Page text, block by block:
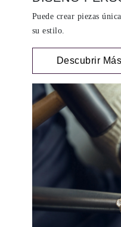
Puede crear piezas
su estilo.
Descubrir Más